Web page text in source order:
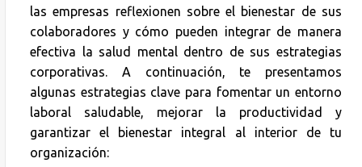
las empresas reflexionen sobre el bienestar de sus
colaboradores y cómo pueden integrar de manera
efectiva la salud mental dentro de sus estrategias
corporativas. A continuación, te presentamos
algunas estrategias clave para fomentar un entorno
laboral saludable, mejorar la productividad y
garantizar el bienestar integral al interior de tu
organización: